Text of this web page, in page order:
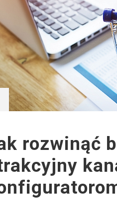
rozwinąć